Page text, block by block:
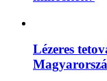
Lézeres